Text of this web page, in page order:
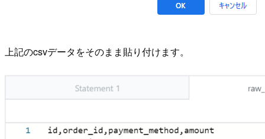
上記のcsvデータをそのまま貼り付けます。